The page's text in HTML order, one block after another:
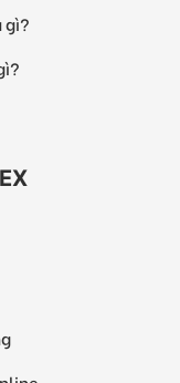
gì?